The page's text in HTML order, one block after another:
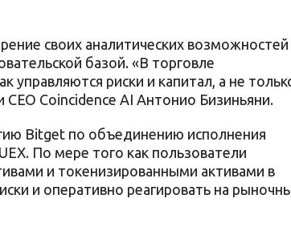
своих аналитических возможностей
базой. «В торговле
управляются риски и капитал, а не
Coincidence AI Антонио Бизиньяни.
Bitget по объединению исполнения
По мере того как пользователи
и токенизированными активами в
и оперативно реагировать на